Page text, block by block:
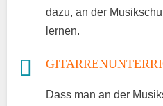
dazu, an der
lernen.
Dass man an der